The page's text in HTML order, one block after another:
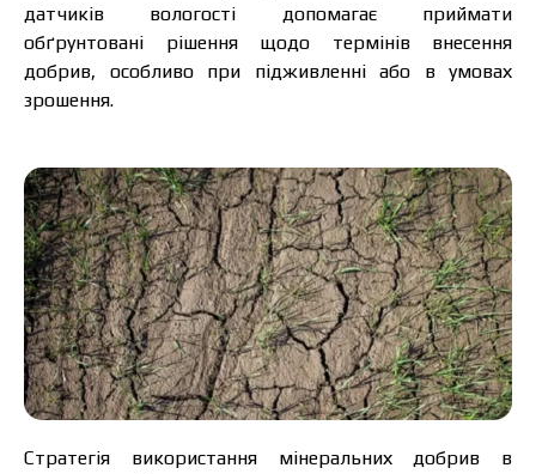
датчиків вологості допомагає приймати
обґрунтовані рішення щодо термінів внесення
добрив, особливо при підживленні або в умовах
зрошення.
Стратегія використання мінеральних добрив в